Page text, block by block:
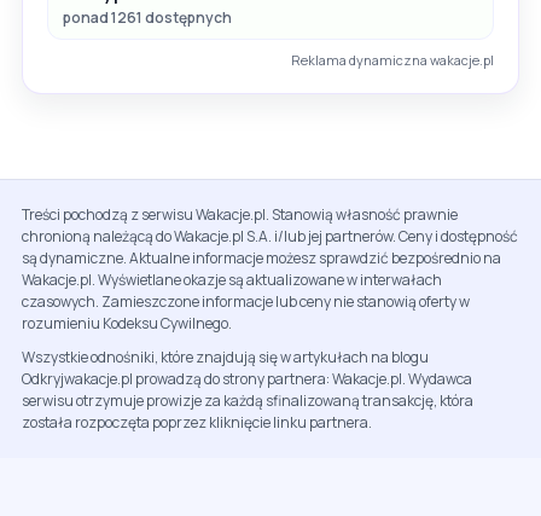
ponad 1261 dostępnych
Reklama dynamiczna wakacje.pl
Treści pochodzą z serwisu Wakacje.pl. Stanowią własność prawnie
chronioną należącą do Wakacje.pl S.A. i/lub jej partnerów. Ceny i dostępność
są dynamiczne. Aktualne informacje możesz sprawdzić bezpośrednio na
Wakacje.pl. Wyświetlane okazje są aktualizowane w interwałach
czasowych. Zamieszczone informacje lub ceny nie stanowią oferty w
rozumieniu Kodeksu Cywilnego.
Wszystkie odnośniki, które znajdują się w artykułach na blogu
Odkryjwakacje.pl prowadzą do strony partnera: Wakacje.pl. Wydawca
serwisu otrzymuje prowizje za każdą sfinalizowaną transakcję, która
została rozpoczęta poprzez kliknięcie linku partnera.